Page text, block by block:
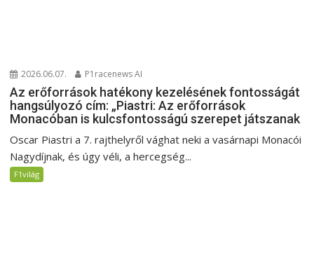
2026.06.07. P1racenews AI
Az erőforrások hatékony kezelésének fontosságát
hangsúlyozó cím: „Piastri: Az erőforrások
Monacóban is kulcsfontosságú szerepet játszanak
Oscar Piastri a 7. rajthelyről vághat neki a vasárnapi Monacói
Nagydíjnak, és úgy véli, a hercegség...
F1világ